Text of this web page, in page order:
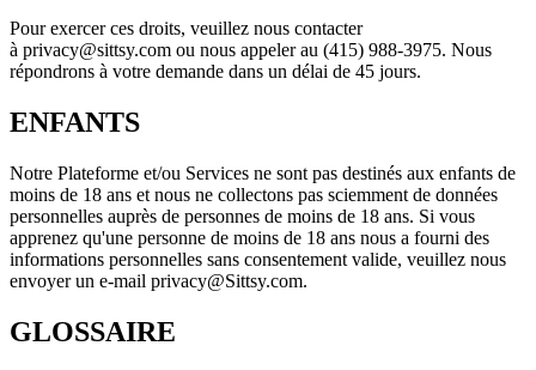
Pour exercer ces droits, veuillez nous contacter
à privacy@sittsy.com ou nous appeler au (415) 988-3975. Nous
répondrons à votre demande dans un délai de 45 jours.
ENFANTS
Notre Plateforme et/ou Services ne sont pas destinés aux enfants de
moins de 18 ans et nous ne collectons pas sciemment de données
personnelles auprès de personnes de moins de 18 ans. Si vous
apprenez qu'une personne de moins de 18 ans nous a fourni des
informations personnelles sans consentement valide, veuillez nous
envoyer un e-mail privacy@Sittsy.com.
GLOSSAIRE